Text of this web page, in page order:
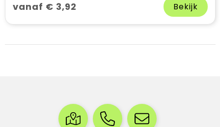
vanaf € 3,92 Bekijk